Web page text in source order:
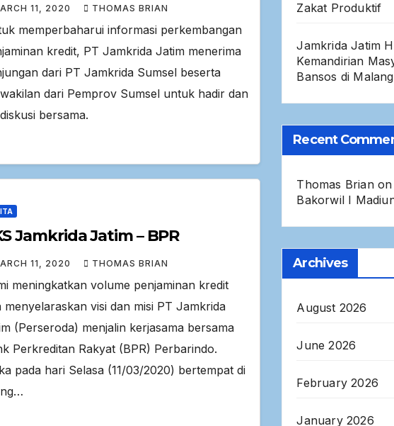
11, 2020 THOMAS BRIAN
memperbaharui informasi perkembangan
kredit, PT Jamkrida Jatim menerima
dari PT Jamkrida Sumsel beserta
dari Pemprov Sumsel untuk hadir dan
bersama.
Jamkrida Jatim – BPR
11, 2020 THOMAS BRIAN
meningkatkan volume penjaminan kredit
menyelaraskan visi dan misi PT Jamkrida
(Perseroda) menjalin kerjasama bersama
Perkreditan Rakyat (BPR) Perbarindo.
pada hari Selasa (11/03/2020) bertempat di
Zakat Produktif
Jamkrida Jatim
Kemandirian
Bansos di Malang
Recent
Thomas Brianon
Bakorwil I
Archives
August 2026
June 2026
February 2026
January 2026